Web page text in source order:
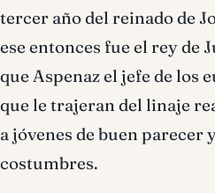
tercer año del reinado de
ese entonces fue el rey de
que Aspenaz el jefe de los
que le trajeran del linaje
a jóvenes de buen parecer
costumbres.